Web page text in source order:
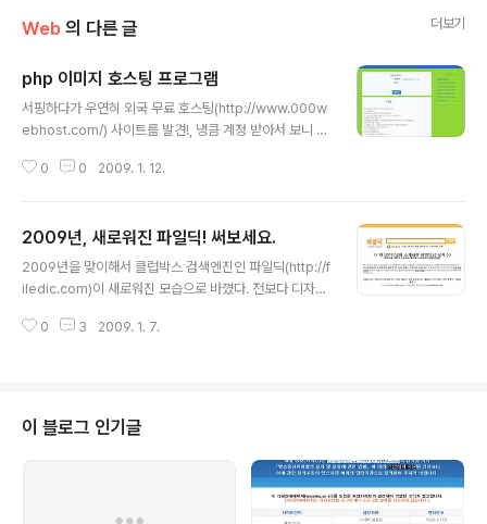
Web 의 다른 글 더보기
php 이미지 호스팅 프로그램
서핑하다가 우연히 외국 무료 호스팅(http://www.000w
ebhost.com/) 사이트를 발견!, 냉큼 계정 받아서 보니 파
고는 로딩 속도는 괜찮은편. 놀고있는게 아까워서, 냅다 전
com)에서 만들었던 이미지 업로드 소스를 가져왔다. (도
메인 보유만 3개 -0-;) 한 디렉토리 안에 업로드된 이미지
파일들이 저장되므로, 중복파일의 오류가 있어서 어떻게
로 해서 저장하는 내가 만든 소스와 비슷하게 생긴 프로그
0 0 2009. 1. 12.
2009년, 새로워진 파일딕! 써보세요.
2009년을 맞이해서 클럽박스 검색엔진인 파일딕(http://f
iledic.com)이 새로워진 모습으로 바꼈다. 전보다 디자인
인. 최근 검색어에 성인 검색어는 **등으로 필터링 되므로
기 검색어 제공 3. 이슈 커뮤니티 제공 4. 자료에 댓글달기
이것도 괜찮은듯, 낚시파일 걸러낼수있는?ㅋㅋ 앞으로 좋
0 3 2009. 1. 7.
이 블로그 인기글